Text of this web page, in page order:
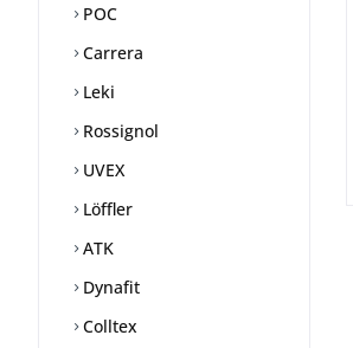
POC
Carrera
Leki
Rossignol
UVEX
Löffler
ATK
Dynafit
Colltex